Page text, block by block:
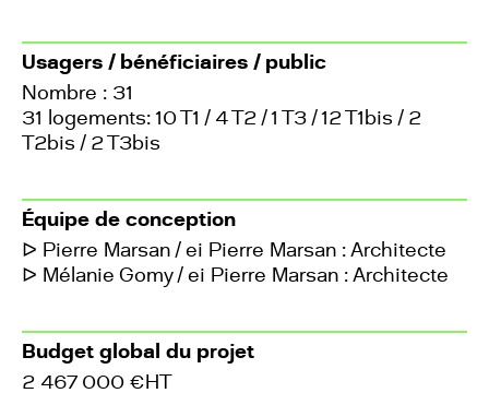
Usagers / bénéficiaires / public
Nombre : 31
31 logements: 10 T1 / 4 T2 / 1 T3 / 12 T1bis / 2
T2bis / 2 T3bis
Équipe de conception
ᐅ Pierre Marsan / ei Pierre Marsan : Architecte
ᐅ Mélanie Gomy / ei Pierre Marsan : Architecte
Budget global du projet
2 467 000 €HT